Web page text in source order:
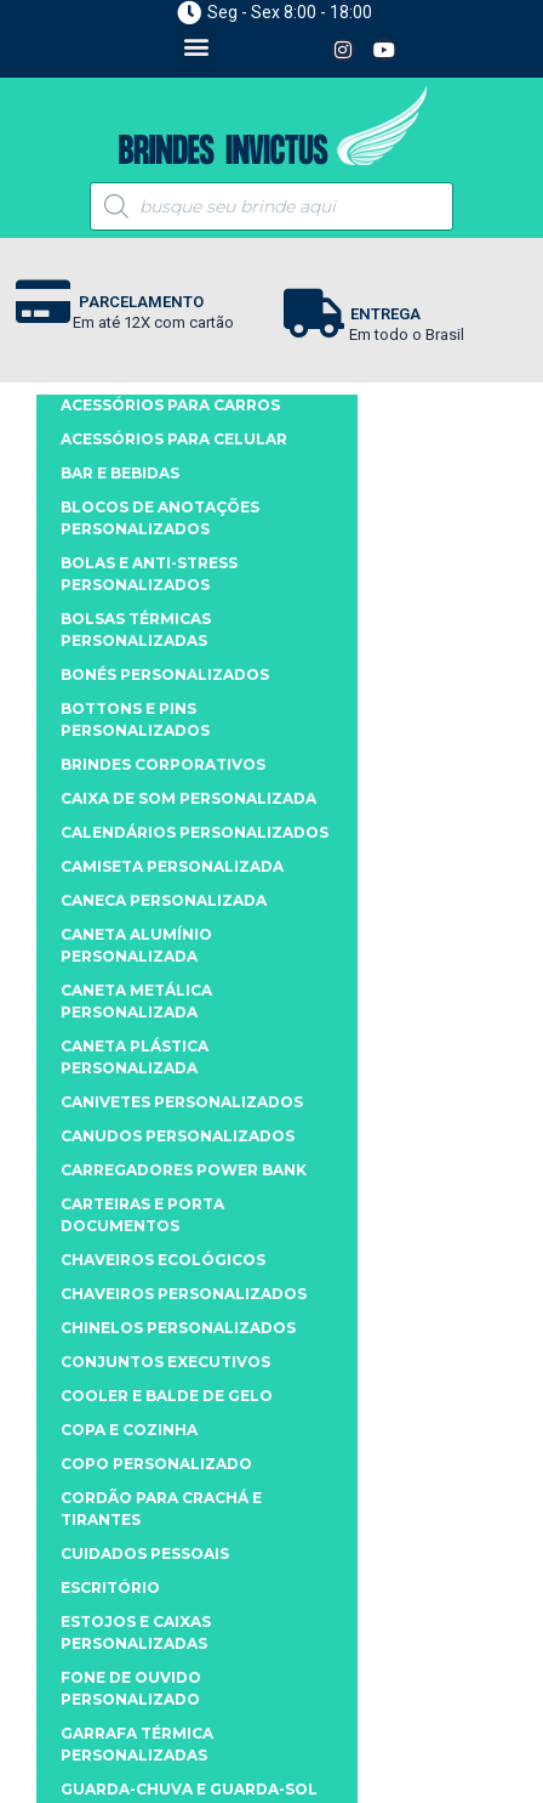
Seg - Sex 8:00 - 18:00
PARCELAMENTO
Em até 12X com cartão
ENTREGA
Em todo o Brasil
ACESSÓRIOS PARA CARROS
ACESSÓRIOS PARA CELULAR
BAR E BEBIDAS
BLOCOS DE ANOTAÇÕES
PERSONALIZADOS
BOLAS E ANTI-STRESS
PERSONALIZADOS
BOLSAS TÉRMICAS
PERSONALIZADAS
BONÉS PERSONALIZADOS
BOTTONS E PINS
PERSONALIZADOS
BRINDES CORPORATIVOS
CAIXA DE SOM PERSONALIZADA
CALENDÁRIOS PERSONALIZADOS
CAMISETA PERSONALIZADA
CANECA PERSONALIZADA
CANETA ALUMÍNIO
PERSONALIZADA
CANETA METÁLICA
PERSONALIZADA
CANETA PLÁSTICA
PERSONALIZADA
CANIVETES PERSONALIZADOS
CANUDOS PERSONALIZADOS
CARREGADORES POWER BANK
CARTEIRAS E PORTA
DOCUMENTOS
CHAVEIROS ECOLÓGICOS
CHAVEIROS PERSONALIZADOS
CHINELOS PERSONALIZADOS
CONJUNTOS EXECUTIVOS
COOLER E BALDE DE GELO
COPA E COZINHA
COPO PERSONALIZADO
CORDÃO PARA CRACHÁ E
TIRANTES
CUIDADOS PESSOAIS
ESCRITÓRIO
ESTOJOS E CAIXAS
PERSONALIZADAS
FONE DE OUVIDO
PERSONALIZADO
GARRAFA TÉRMICA
PERSONALIZADAS
GUARDA-CHUVA E GUARDA-SOL